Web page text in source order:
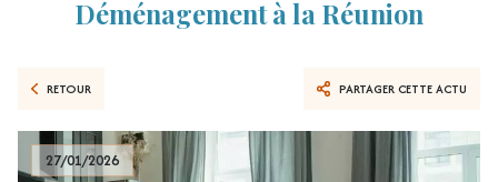
Déménagement à la Réunion
RETOUR PARTAGER CETTE ACTU
27/01/2026